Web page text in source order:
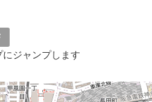
ジャンプします